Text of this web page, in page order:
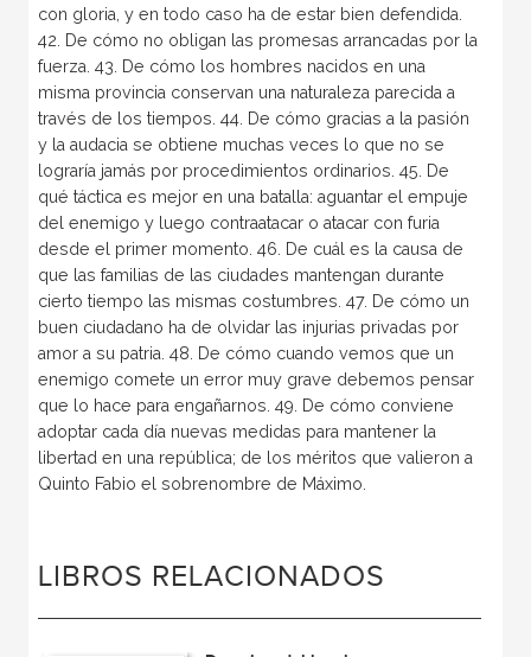
con gloria, y en todo caso ha de estar bien defendida.
42. De cómo no obligan las promesas arrancadas por la
fuerza. 43. De cómo los hombres nacidos en una
misma provincia conservan una naturaleza parecida a
través de los tiempos. 44. De cómo gracias a la pasión
y la audacia se obtiene muchas veces lo que no se
lograría jamás por procedimientos ordinarios. 45. De
qué táctica es mejor en una batalla: aguantar el empuje
del enemigo y luego contraatacar o atacar con furia
desde el primer momento. 46. De cuál es la causa de
que las familias de las ciudades mantengan durante
cierto tiempo las mismas costumbres. 47. De cómo un
buen ciudadano ha de olvidar las injurias privadas por
amor a su patria. 48. De cómo cuando vemos que un
enemigo comete un error muy grave debemos pensar
que lo hace para engañarnos. 49. De cómo conviene
adoptar cada día nuevas medidas para mantener la
libertad en una república; de los méritos que valieron a
Quinto Fabio el sobrenombre de Máximo.
LIBROS RELACIONADOS